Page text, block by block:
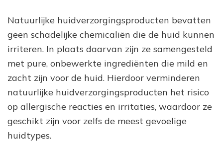
Natuurlijke huidverzorgingsproducten bevatten
geen schadelijke chemicaliën die de huid kunnen
irriteren. In plaats daarvan zijn ze samengesteld
met pure, onbewerkte ingrediënten die mild en
zacht zijn voor de huid. Hierdoor verminderen
natuurlijke huidverzorgingsproducten het risico
op allergische reacties en irritaties, waardoor ze
geschikt zijn voor zelfs de meest gevoelige
huidtypes.